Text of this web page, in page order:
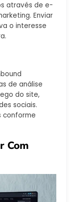
através de e-
Enviar
o interesse
de análise
do site,
sociais.
conforme
Com